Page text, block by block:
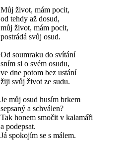
Můj život, mám pocit,
od tehdy až dosud,
můj život, mám pocit,
postrádá svůj osud.
Od soumraku do svítání
sním si o svém osudu,
ve dne potom bez ustání
žiji svůj život ze sudu.
Je můj osud husím brkem
sepsaný a schválen?
Tak honem smočit v kalamáři
a podepsat.
Já spokojím se s málem.